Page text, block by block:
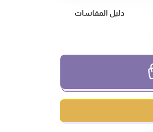
دليل المقاسات